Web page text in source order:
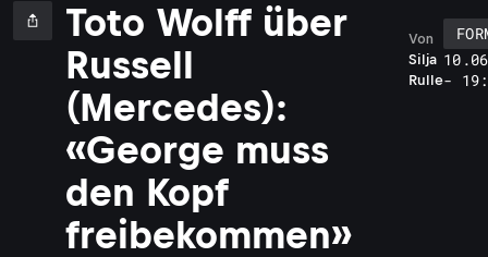
Toto Wolff über
Russell
(Mercedes):
«George muss
den Kopf
freibekommen»
Silja
Rulle
Von
-